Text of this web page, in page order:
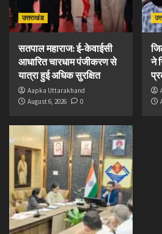
उत्तराखंड
सतपाल महाराज: ई-केवाईसी
आधारित चारधाम पंजीकरण से
यात्रा हुई अधिक सुरक्षित
Aapka Uttarakhand
August 6, 2026
0
ने